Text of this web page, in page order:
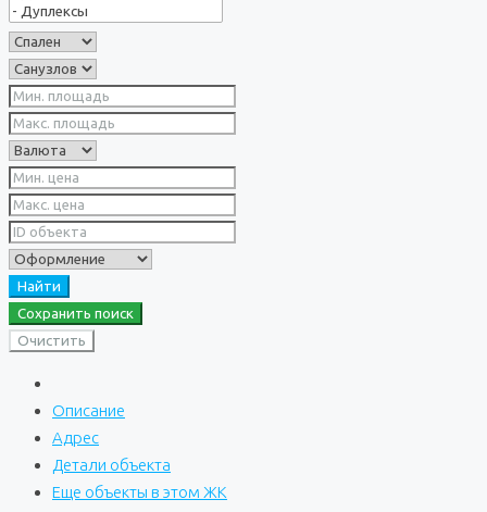
Найти
Сохранить поиск
Очистить
Описание
Адрес
Детали объекта
Еще объекты в этом ЖК